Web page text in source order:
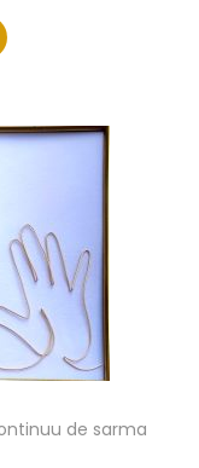
de sarma